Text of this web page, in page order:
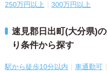
250万円以上 300万円以上
速見郡日出町(大分県)
り条件から探す
駅から徒歩10分以内 車通勤可